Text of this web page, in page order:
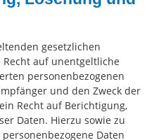
gesetzlichen
auf unentgeltliche
personenbezogenen
und den Zweck der
Recht auf Berichtigung,
Daten. Hierzu sowie zu
Daten